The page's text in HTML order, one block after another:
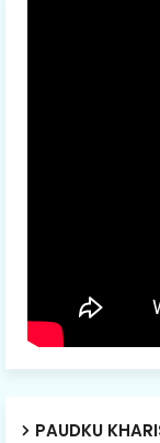
PAUDKU